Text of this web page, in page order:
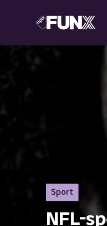
Sport
NFL-